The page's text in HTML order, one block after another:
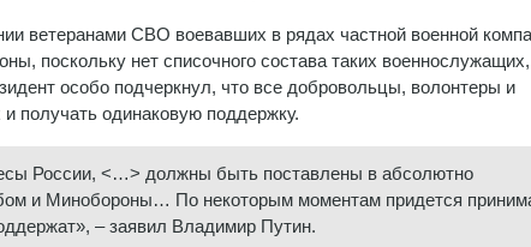
ветеранами СВО воевавших в рядах частной военной
поскольку нет списочного состава таких военнослужащих,
особо подчеркнул, что все добровольцы, волонтеры и
получать одинаковую поддержку.
России, <…> должны быть поставлены в абсолютно
и Минобороны… По некоторым моментам придется
– заявил Владимир Путин.